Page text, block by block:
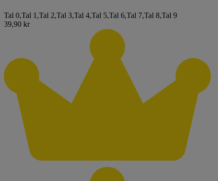
Tal 0,Tal 1 ,Tal 2,Tal 3,Tal 4,Tal 5,Tal 6,Tal 7,Tal 8,Tal 9
39,90 kr